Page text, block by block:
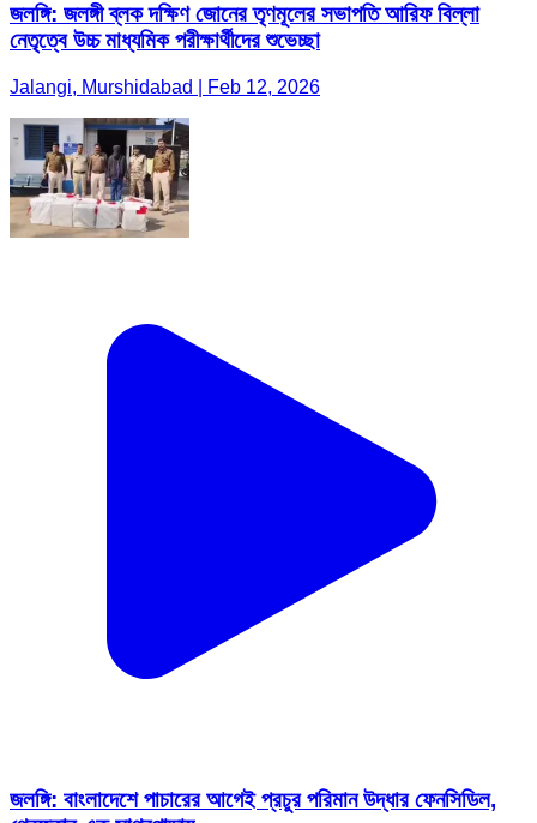
জলঙ্গি: জলঙ্গী ব্লক দক্ষিণ জোনের তৃণমূলের সভাপতি আরিফ বিল্লা
নেতৃত্বে উচ্চ মাধ্যমিক পরীক্ষার্থীদের শুভেচ্ছা
Jalangi, Murshidabad | Feb 12, 2026
জলঙ্গি: বাংলাদেশে পাচারের আগেই প্রচুর পরিমান উদ্ধার ফেনসিডিল,